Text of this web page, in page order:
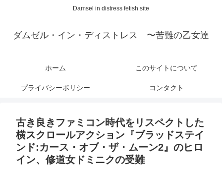
Damsel in distress fetish site
ダムゼル・イン・ディストレス 〜苦難の乙女達
ホーム このサイトについて
プライバシーポリシー コンタクト
古き良きファミコン時代をリスペクトした
横スクロールアクション『ブラッドステイ
ンド:カース・オブ・ザ・ムーン2』のヒロ
イン、修道女ドミニクの受難